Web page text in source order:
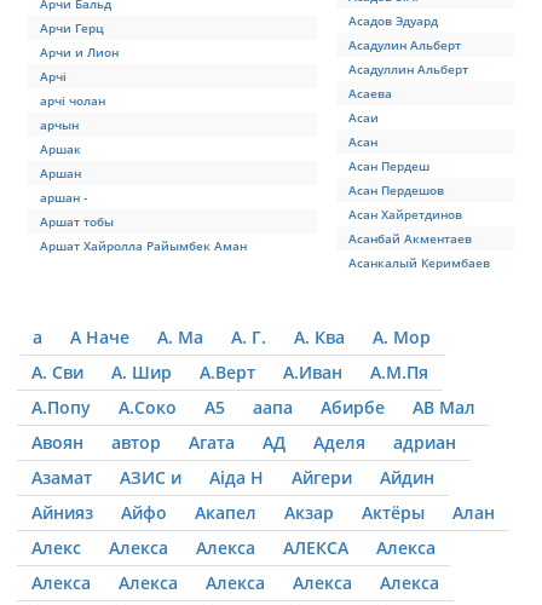
Арчи Бальд
Арчи Герц
Арчи и Лион
Арчі
арчі чолан
арчын
Аршак
Аршан
аршан -
Аршат тобы
Аршат Хайролла Райымбек Аман
Асадов Эдуард
Асадулин Альберт
Асадуллин Альберт
Асаева
Асаи
Асан
Асан Пердеш
Асан Пердешов
Асан Хайретдинов
Асанбай Акментаев
Асанкалый Керимбаев
а А Наче А. Ма А. Г. А. Ква
А. Мор
А. Сви
А. Шир А.Верт А.Иван
А.М.Пя
А.Попу
А.Соко А5 аапа Абирбе
АВ Мал
Авоян
автор Агата АД Аделя
адриан
Азамат
АЗИС и Аіда Н Айгери
Айдин
Айнияз
Айфо Акапел Акзар Актёры
Алан
Алекс
Алекса Алекса АЛЕКСА
Алекса
Алекса
Алекса Алекса Алекса
Алекса